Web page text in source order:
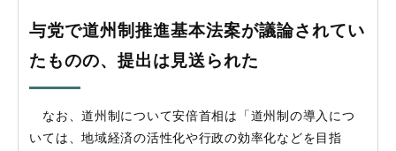
与党で道州制推進基本法案が議論されてい
たものの、提出は見送られた
なお、道州制について安倍首相は「道州制の導入につ
いては、地域経済の活性化や行政の効率化などを目指